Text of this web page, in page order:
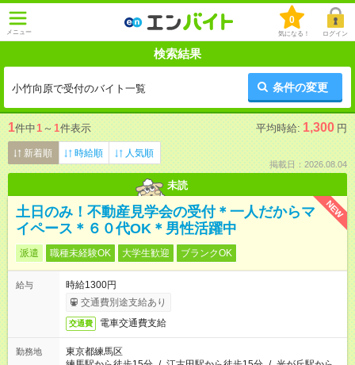
メニュー
0
気になる！ ログイン
検索結果
小竹向原で受付のバイト一覧 条件の変更
1件中1 ～ 1件表示 平均時給: 1,300 円
新着順 時給順 人気順
掲載日：2026.08.04
未読
NEW
土日のみ！不動産見学会の受付＊一人だからマ
イペース＊６０代OK＊男性活躍中
派遣 職種未経験OK 大学生歓迎 ブランクOK
給与
時給1300円
交通費別途支給あり
交通費 電車交通費支給
勤務地
東京都練馬区